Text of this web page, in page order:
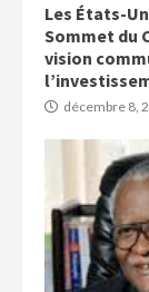
Les États-
Sommet du
vision
décembre 8,